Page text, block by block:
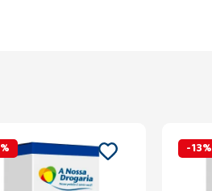
% -13%